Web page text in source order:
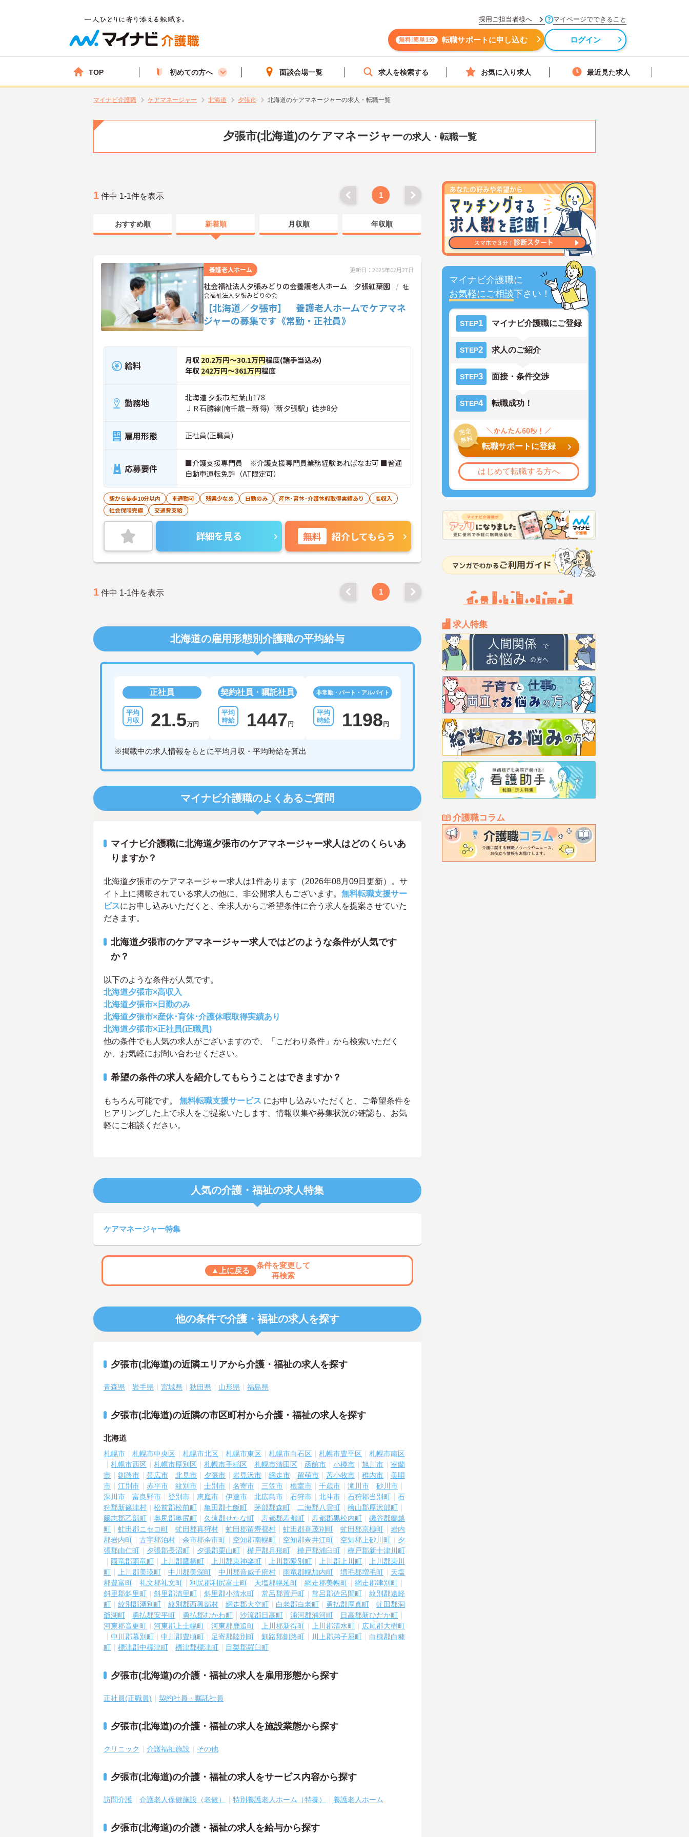
採用ご担当者様へ マイページでできること
無料!簡単1分 転職サポートに申し込む ログイン
TOP 初めての方へ 面談会場一覧 求人を検索する お気に入り求人 最近見た求人
マイナビ介護職 ケアマネージャー 北海道 夕張市 北海道のケアマネージャーの求人・転職一覧
夕張市(北海道)のケアマネージャーの求人・転職一覧
マイナビ介護職に
お気軽にご相談下さい！
STEP1 マイナビ介護職にご登録
STEP2 求人のご紹介
STEP3 面接・条件交渉
STEP4 転職成功！
転職サポートに登録
はじめて転職する方へ
求人特集
介護職コラム
1 件中 1-1件を表示 1
おすすめ順 新着順 月収順 年収順
養護老人ホーム 更新日：2025年02月27日
社会福祉法人夕張みどりの会養護老人ホーム 夕張紅葉園
社
会福祉法人夕張みどりの会
【北海道／夕張市】 養護老人ホームでケアマネ
ジャーの募集です《常勤・正社員》
給料 月収 20.2万円～30.1万円程度(諸手当込み)
年収 242万円～361万円程度
勤務地
北海道 夕張市 紅葉山178
ＪＲ石勝線(南千歳－新得)「新夕張駅」徒歩8分
雇用形態 正社員(正職員)
応募要件
■介護支援専門員 ※介護支援専門員業務経験あればなお可 ■普通
自動車運転免許（AT限定可）
駅から徒歩10分以内 車通勤可 残業少なめ 日勤のみ 産休･育休･介護休暇取得実績あり
高収入
社会保険完備
交通費支給
詳細を見る 無料 紹介してもらう
1 件中 1-1件を表示 1
北海道の雇用形態別介護職の平均給与
正社員
21.5万円
契約社員・嘱託社員
1447 円
非常勤・パート・アルバイト
1198 円
※掲載中の求人情報をもとに平均月収・平均時給を算出
マイナビ介護職のよくあるご質問
マイナビ介護職に北海道夕張市のケアマネージャー求人はどのくらいあ
りますか？
北海道夕張市のケアマネージャー求人は1件あります（2026年08月09日更新）。サ
イト上に掲載されている求人の他に、非公開求人もございます。 無料転職支援サー
ビスにお申し込みいただくと、全求人からご希望条件に合う求人を提案させていた
だきます。
北海道夕張市のケアマネージャー求人ではどのような条件が人気です
か？
以下のような条件が人気です。
北海道夕張市×高収入
北海道夕張市×日勤のみ
北海道夕張市×産休･育休･介護休暇取得実績あり
北海道夕張市×正社員(正職員)
他の条件でも人気の求人がございますので、「こだわり条件」から検索いただく
か、お気軽にお問い合わせください。
希望の条件の求人を紹介してもらうことはできますか？
もちろん可能です。 無料転職支援サービス にお申し込みいただくと、ご希望条件を
ヒアリングした上で求人をご提案いたします。情報収集や募集状況の確認も、お気
軽にご相談ください。
人気の介護・福祉の求人特集
ケアマネージャー特集
▲上に戻る
条件を変更して
再検索
他の条件で介護・福祉の求人を探す
夕張市(北海道)の近隣エリアから介護・福祉の求人を探す
青森県 岩手県 宮城県 秋田県 山形県 福島県
夕張市(北海道)の近隣の市区町村から介護・福祉の求人を探す
北海道
札幌市 札幌市中央区 札幌市北区 札幌市東区 札幌市白石区 札幌市豊平区
札幌市南区
札幌市西区
札幌市厚別区 札幌市手稲区 札幌市清田区 函館市 小樽市 旭川市
室蘭
市
釧路市 帯広市 北見市 夕張市 岩見沢市 網走市 留萌市 苫小牧市 稚内市
美唄
市
江別市 赤平市 紋別市 士別市 名寄市 三笠市 根室市 千歳市 滝川市
砂川市
深川市
富良野市 登別市 恵庭市 伊達市 北広島市 石狩市 北斗市 石狩郡当別町
石
狩郡新篠津村
松前郡松前町 亀田郡七飯町 茅部郡森町 二海郡八雲町
檜山郡厚沢部町
爾志郡乙部町
奥尻郡奥尻町 久遠郡せたな町 寿都郡寿都町 寿都郡黒松内町
磯谷郡蘭越
町
虻田郡ニセコ町 虻田郡真狩村 虻田郡留寿都村 虻田郡喜茂別町 虻田郡京極町
岩内
郡岩内町
古宇郡泊村 余市郡余市町 空知郡南幌町 空知郡奈井江町 空知郡上砂川町
夕
張郡由仁町
夕張郡長沼町 夕張郡栗山町 樺戸郡月形町 樺戸郡浦臼町
樺戸郡新十津川町
雨竜郡雨竜町
上川郡鷹栖町 上川郡東神楽町 上川郡愛別町 上川郡上川町
上川郡東川
町
上川郡美瑛町 中川郡美深町 中川郡音威子府村 雨竜郡幌加内町 増毛郡増毛町
天塩
郡豊富町
礼文郡礼文町 利尻郡利尻富士町 天塩郡幌延町 網走郡美幌町
網走郡津別町
斜里郡斜里町
斜里郡清里町 斜里郡小清水町 常呂郡置戸町 常呂郡佐呂間町
紋別郡遠軽
町
紋別郡湧別町 紋別郡西興部村 網走郡大空町 白老郡白老町 勇払郡厚真町
虻田郡洞
爺湖町
勇払郡安平町 勇払郡むかわ町 沙流郡日高町 浦河郡浦河町
日高郡新ひだか町
河東郡音更町
河東郡上士幌町 河東郡鹿追町 上川郡新得町 上川郡清水町
広尾郡大樹町
中川郡幕別町
中川郡豊頃町 足寄郡陸別町 釧路郡釧路町 川上郡弟子屈町
白糠郡白糠
町
標津郡中標津町 標津郡標津町 目梨郡羅臼町
夕張市(北海道)の介護・福祉の求人を雇用形態から探す
正社員(正職員) 契約社員・嘱託社員
夕張市(北海道)の介護・福祉の求人を施設業態から探す
クリニック 介護福祉施設 その他
夕張市(北海道)の介護・福祉の求人をサービス内容から探す
訪問介護 介護老人保健施設（老健） 特別養護老人ホーム（特養） 養護老人ホーム
夕張市(北海道)の介護・福祉の求人を給与から探す